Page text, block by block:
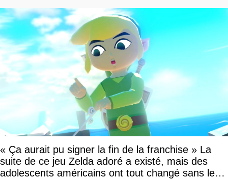
« Ça aurait pu signer la fin de la franchise » La
suite de ce jeu Zelda adoré a existé, mais des
adolescents américains ont tout changé sans le